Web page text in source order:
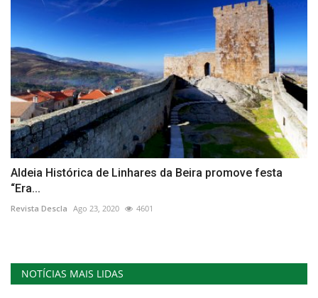
Aldeia Histórica de Linhares da Beira promove festa
“Era...
Revista Descla Ago 23, 2020 4601
NOTÍCIAS MAIS LIDAS